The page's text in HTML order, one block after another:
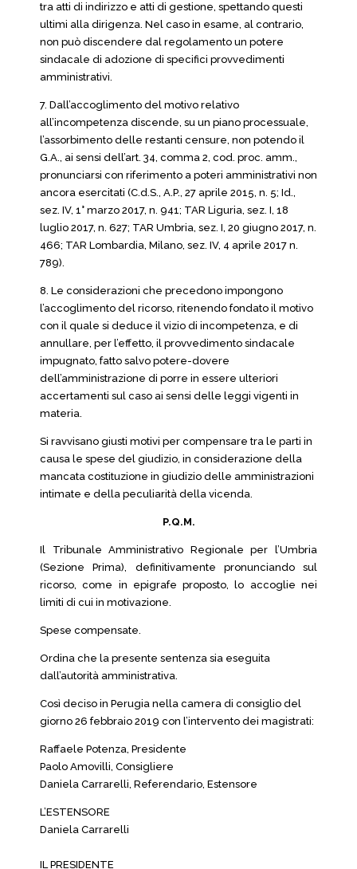
tra atti di indirizzo e atti di gestione, spettando questi
ultimi alla dirigenza. Nel caso in esame, al contrario,
non può discendere dal regolamento un potere
sindacale di adozione di specifici provvedimenti
amministrativi.
7. Dall’accoglimento del motivo relativo
all’incompetenza discende, su un piano processuale,
l’assorbimento delle restanti censure, non potendo il
G.A., ai sensi dell’art. 34, comma 2, cod. proc. amm.,
pronunciarsi con riferimento a poteri amministrativi non
ancora esercitati (C.d.S., A.P., 27 aprile 2015, n. 5; Id.,
sez. IV, 1° marzo 2017, n. 941; TAR Liguria, sez. I, 18
luglio 2017, n. 627; TAR Umbria, sez. I, 20 giugno 2017, n.
466; TAR Lombardia, Milano, sez. IV, 4 aprile 2017 n.
789).
8. Le considerazioni che precedono impongono
l’accoglimento del ricorso, ritenendo fondato il motivo
con il quale si deduce il vizio di incompetenza, e di
annullare, per l’effetto, il provvedimento sindacale
impugnato, fatto salvo potere-dovere
dell’amministrazione di porre in essere ulteriori
accertamenti sul caso ai sensi delle leggi vigenti in
materia.
Si ravvisano giusti motivi per compensare tra le parti in
causa le spese del giudizio, in considerazione della
mancata costituzione in giudizio delle amministrazioni
intimate e della peculiarità della vicenda.
P.Q.M.
Il Tribunale Amministrativo Regionale per l’Umbria
(Sezione Prima), definitivamente pronunciando sul
ricorso, come in epigrafe proposto, lo accoglie nei
limiti di cui in motivazione.
Spese compensate.
Ordina che la presente sentenza sia eseguita
dall’autorità amministrativa.
Così deciso in Perugia nella camera di consiglio del
giorno 26 febbraio 2019 con l’intervento dei magistrati:
Raffaele Potenza, Presidente
Paolo Amovilli, Consigliere
Daniela Carrarelli, Referendario, Estensore
L’ESTENSORE
Daniela Carrarelli
IL PRESIDENTE